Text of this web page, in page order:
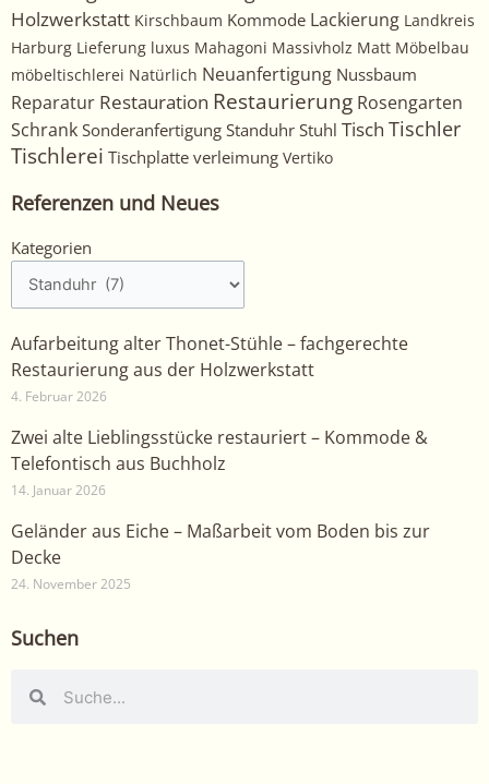
Holzwerkstatt Kirschbaum Kommode Lackierung Landkreis
Harburg Lieferung luxus Mahagoni Massivholz Matt Möbelbau
möbeltischlerei Natürlich Neuanfertigung Nussbaum
Reparatur Restauration Restaurierung Rosengarten
Schrank Sonderanfertigung Standuhr Stuhl Tisch Tischler
Tischlerei Tischplatte verleimung Vertiko
Referenzen und Neues
Kategorien
Kategorien
Aufarbeitung alter Thonet-Stühle – fachgerechte
Restaurierung aus der Holzwerkstatt
4. Februar 2026
Zwei alte Lieblingsstücke restauriert – Kommode &
Telefontisch aus Buchholz
14. Januar 2026
Geländer aus Eiche – Maßarbeit vom Boden bis zur
Decke
24. November 2025
Suchen